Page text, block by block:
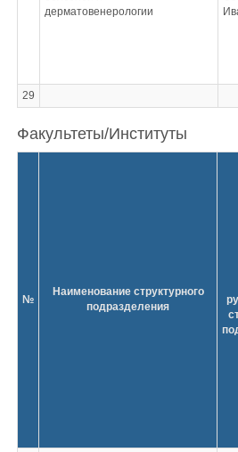
дерматовенерологии
29
Факультеты/Институты
№
Наименование структурного
подразделения